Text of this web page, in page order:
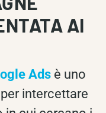
AI
Ads è uno
intercettare